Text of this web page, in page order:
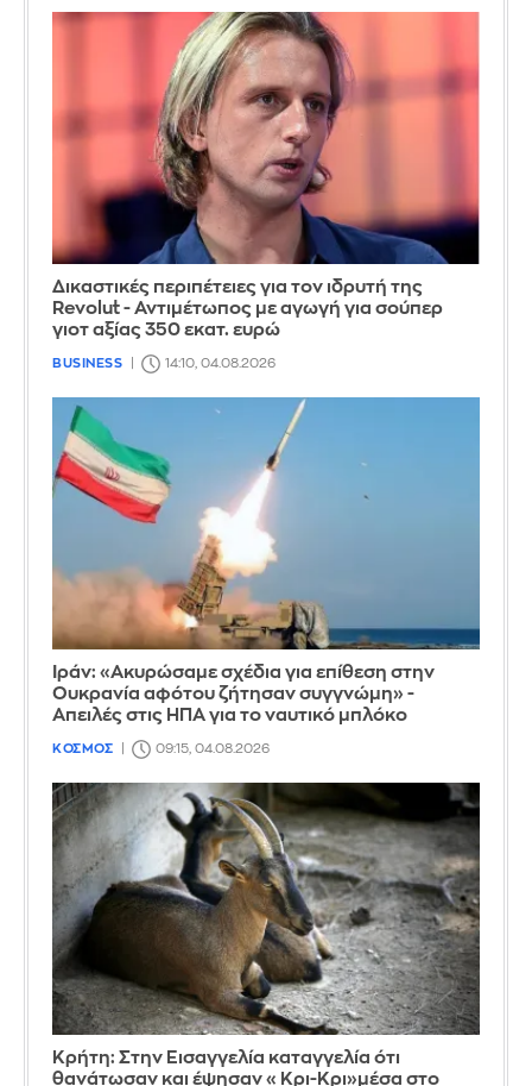
Δικαστικές περιπέτειες για τον ιδρυτή της
Revolut - Αντιμέτωπος με αγωγή για σούπερ
γιοτ αξίας 350 εκατ. ευρώ
BUSINESS 14:10, 04.08.2026
Ιράν: «Ακυρώσαμε σχέδια για επίθεση στην
Ουκρανία αφότου ζήτησαν συγγνώμη» -
Απειλές στις ΗΠΑ για το ναυτικό μπλόκο
ΚΟΣΜΟΣ 09:15, 04.08.2026
Κρήτη: Στην Εισαγγελία καταγγελία ότι
θανάτωσαν και έψησαν «Κρι-Κρι»μέσα στο